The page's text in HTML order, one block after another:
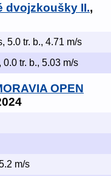
dvojzkoušky II.,
5.0 tr. b., 4.71 m/s
0.0 tr. b., 5.03 m/s
OPEN
m/s